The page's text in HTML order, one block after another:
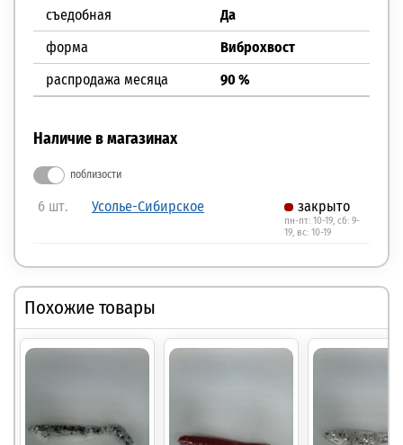
съедобная
Да
форма
Виброхвост
распродажа месяца
90 %
Наличие в магазинах
поблизости
6 шт. Усолье-Сибирское закрыто
пн-пт: 10-19, сб: 9-
19, вс: 10-19
Похожие товары